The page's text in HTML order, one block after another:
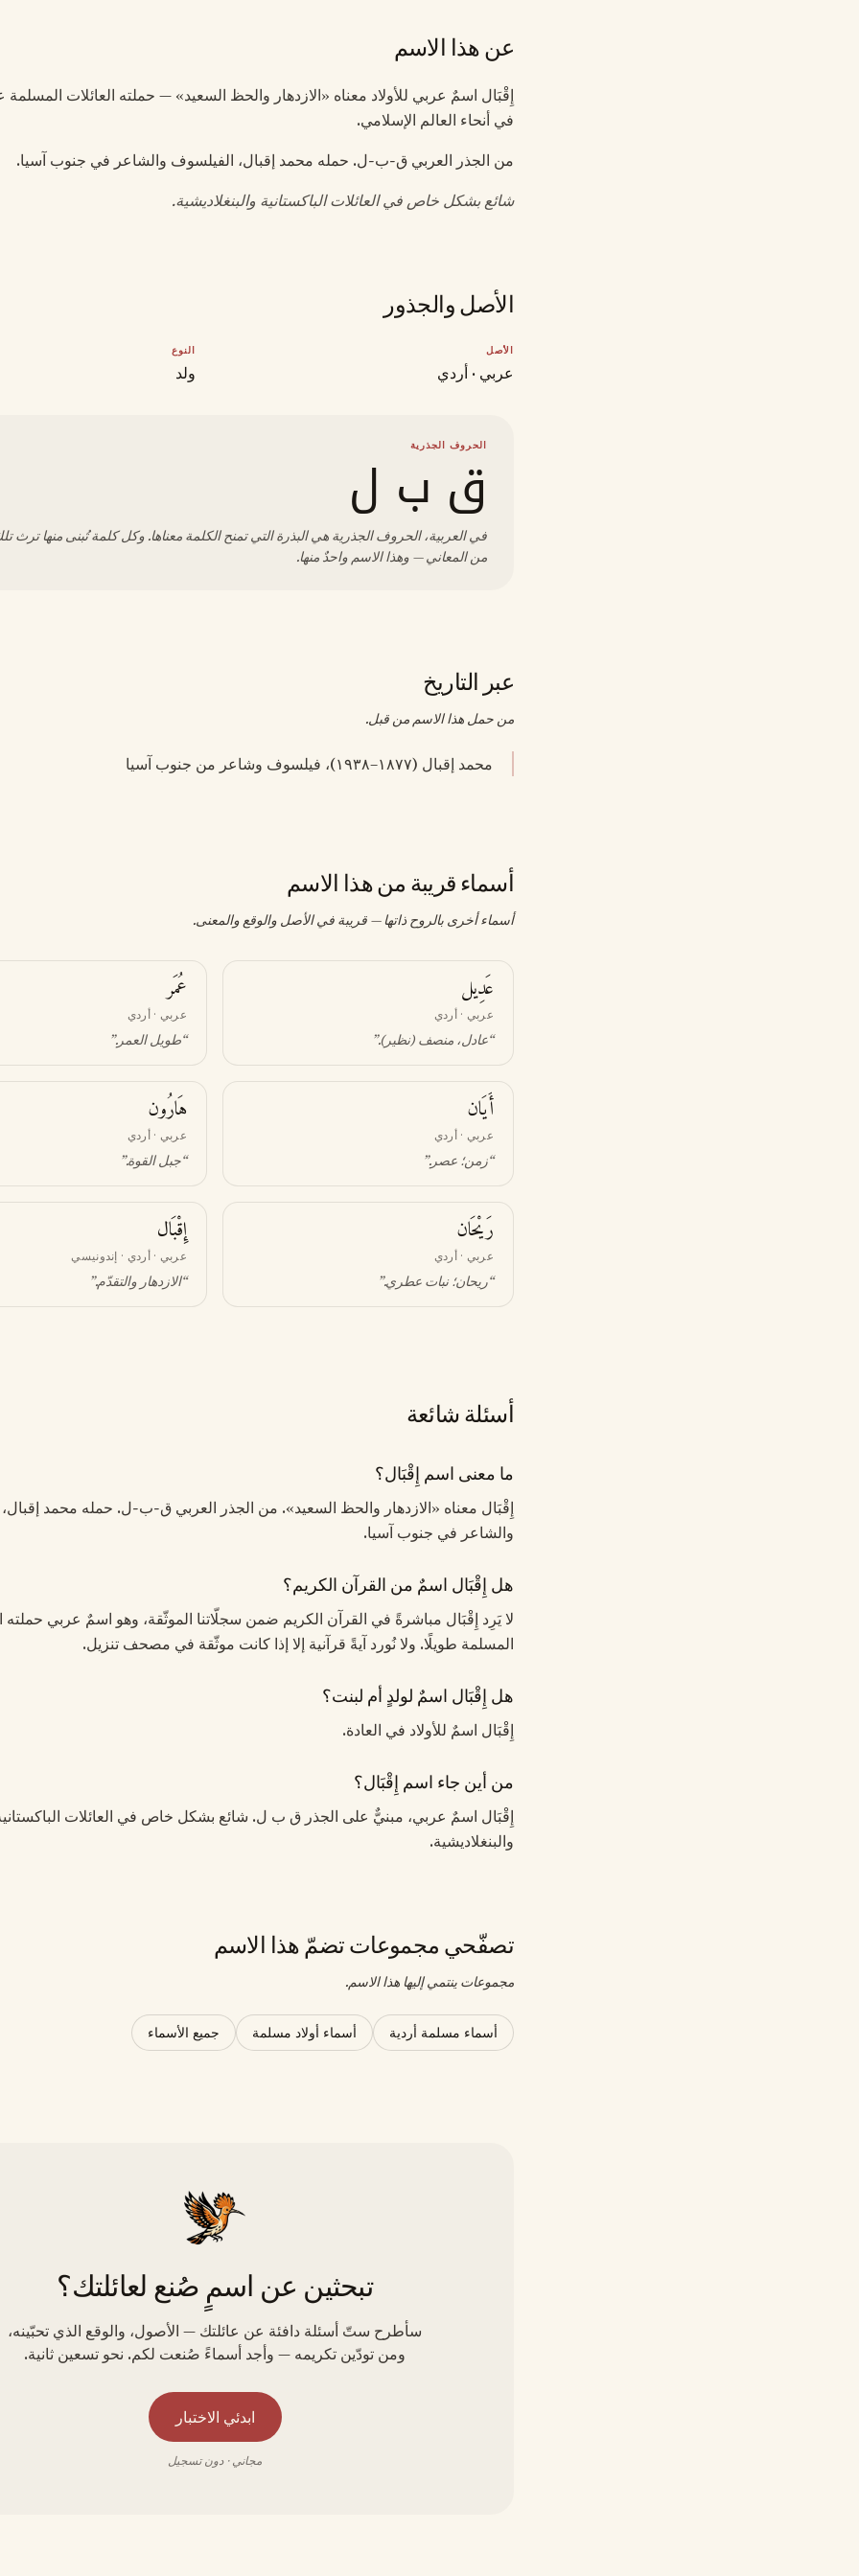
عن هذا الاسم
إِقْبَال اسمٌ عربي للأولاد معناه «الازدهار والحظ السعيد» — حملته العائلات المسلمة
في أنحاء العالم الإسلامي.
من الجذر العربي ق-ب-ل. حمله محمد إقبال، الفيلسوف والشاعر في جنوب آسيا.
شائع بشكل خاص في العائلات الباكستانية والبنغلاديشية.
الأصل والجذور
الأصل
عربي · أردي
النوع
ولد
الحروف الجذرية
ق ب ل
في العربية، الحروف الجذرية هي البذرة التي تمنح الكلمة معناها. وكل كلمة تُبنى منها ترث
من المعاني — وهذا الاسم واحدٌ منها.
عبر التاريخ
من حمل هذا الاسم من قبل.
محمد إقبال (١٨٧٧–١٩٣٨)، فيلسوف وشاعر من جنوب آسيا
أسماء قريبة من هذا الاسم
أسماء أخرى بالروح ذاتها — قريبة في الأصل والوقع والمعنى.
عَدِيل
عربي · أردي
“عادل، منصف (نظير).”
عُمَر
عربي · أردي
“طويل العمر.”
أَيَان
عربي · أردي
“زمن؛ عصر.”
هَارُون
عربي · أردي
“جبل القوة.”
رَيْحَان
عربي · أردي
“ريحان؛ نبات عطري.”
إِقْبَال
عربي · أردي · إندونيسي
“الازدهار والتقدّم.”
أسئلة شائعة
ما معنى اسم إِقْبَال؟
إِقْبَال معناه «الازدهار والحظ السعيد». من الجذر العربي ق-ب-ل. حمله محمد
والشاعر في جنوب آسيا.
هل إِقْبَال اسمٌ من القرآن الكريم؟
لا يَرِد إِقْبَال مباشرةً في القرآن الكريم ضمن سجلّاتنا الموثّقة، وهو اسمٌ عربي حملته
المسلمة طويلًا. ولا نُورد آيةً قرآنية إلا إذا كانت موثّقة في مصحف تنزيل.
هل إِقْبَال اسمٌ لولدٍ أم لبنت؟
إِقْبَال اسمٌ للأولاد في العادة.
من أين جاء اسم إِقْبَال؟
إِقْبَال اسمٌ عربي، مبنيٌّ على الجذر ق ب ل. شائع بشكل خاص في العائلات
والبنغلاديشية.
تصفّحي مجموعات تضمّ هذا الاسم
مجموعات ينتمي إليها هذا الاسم.
أسماء مسلمة أردية أسماء أولاد مسلمة جميع الأسماء
تبحثين عن اسمٍ صُنع لعائلتك؟
سأطرح ستّ أسئلة دافئة عن عائلتك — الأصول، والوقع الذي تحبّينه،
ومن تودّين تكريمه — وأجد أسماءً صُنعت لكم. نحو تسعين ثانية.
ابدئي الاختبار
مجاني · دون تسجيل